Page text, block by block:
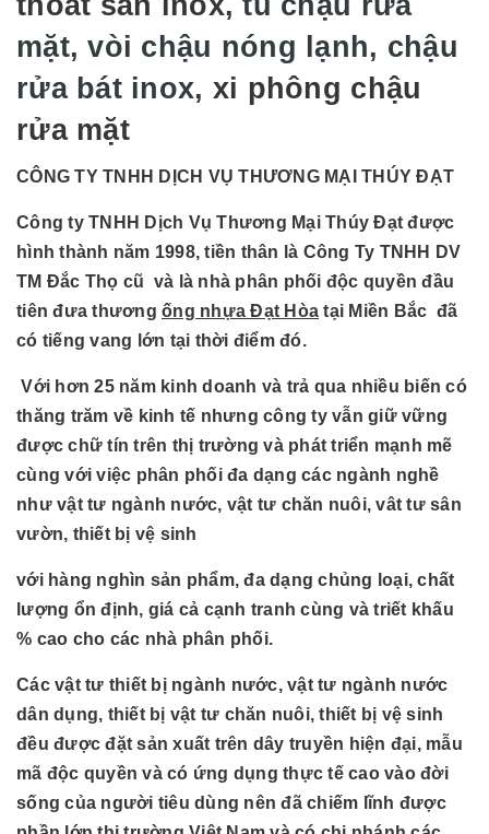
mặt, vòi chậu nóng lạnh, chậu
rửa bát inox, xi phông chậu
rửa mặt
CÔNG TY TNHH DỊCH VỤ THƯƠNG MẠI THÚY ĐẠT
Công ty TNHH Dịch Vụ Thương Mại Thúy Đạt được
hình thành năm 1998, tiền thân là Công Ty TNHH DV
TM Đắc Thọ cũ và là nhà phân phối độc quyền đầu
tiên đưa thương ống nhựa Đạt Hòa tại Miền Bắc đã
có tiếng vang lớn tại thời điểm đó.
Với hơn 25 năm kinh doanh và trả qua nhiều biến có
thăng trăm về kinh tế nhưng công ty vẫn giữ vững
được chữ tín trên thị trường và phát triển mạnh mẽ
cùng với việc phân phối đa dạng các ngành nghề
như vật tư ngành nước, vật tư chăn nuôi, vât tư sân
vườn, thiết bị vệ sinh
với hàng nghìn sản phẩm, đa dạng chủng loại, chất
lượng ổn định, giá cả cạnh tranh cùng và triết khấu
% cao cho các nhà phân phối.
Các vật tư thiết bị ngành nước, vật tư ngành nước
dân dụng, thiết bị vật tư chăn nuôi, thiết bị vệ sinh
đều được đặt sản xuất trên dây truyền hiện đại, mẫu
mã độc quyền và có ứng dụng thực tế cao vào đời
sống của người tiêu dùng nên đã chiếm lĩnh được